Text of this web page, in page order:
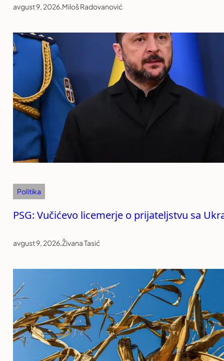
avgust 9, 2026.Miloš Radovanović
Politika
PSG: Vučićevo licemerje o prijateljstvu sa
avgust 9, 2026.Živana Tasić